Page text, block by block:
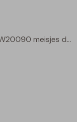
Bamilla W20090 meisjes denim jack Bruin